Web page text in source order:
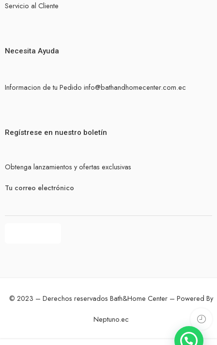
Servicio al Cliente
Necesita Ayuda
Informacion de tu Pedido info@bathandhomecenter.com.ec
Regístrese en nuestro boletín
Obtenga lanzamientos y ofertas exclusivas
Tu correo electrónico
© 2023 – Derechos reservados Bath&Home Center – Powered By
Neptuno.ec